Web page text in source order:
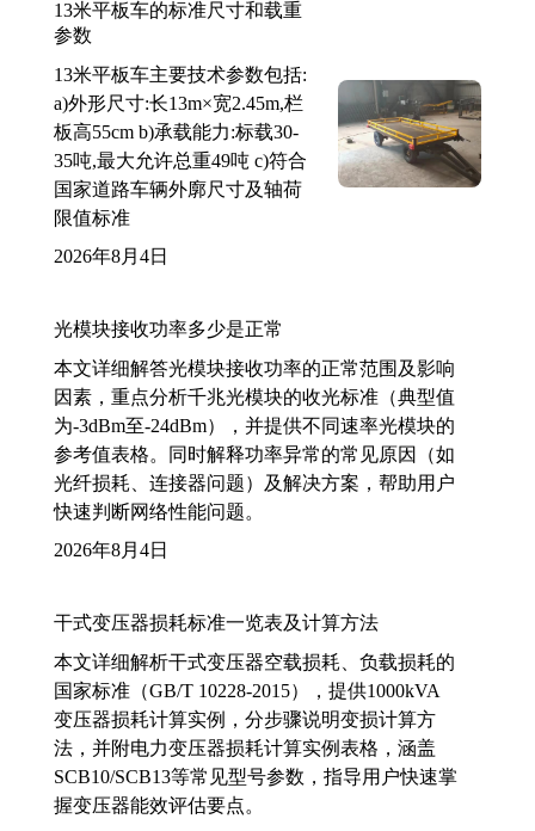
13米平板车的标准尺寸和载重
参数
13米平板车主要技术参数包括:
a)外形尺寸:长13m×宽2.45m,栏
板高55cm b)承载能力:标载30-
35吨,最大允许总重49吨 c)符合
国家道路车辆外廓尺寸及轴荷
限值标准
2026年8月4日
光模块接收功率多少是正常
本文详细解答光模块接收功率的正常范围及影响
因素，重点分析千兆光模块的收光标准（典型值
为-3dBm至-24dBm），并提供不同速率光模块的
参考值表格。同时解释功率异常的常见原因（如
光纤损耗、连接器问题）及解决方案，帮助用户
快速判断网络性能问题。
2026年8月4日
干式变压器损耗标准一览表及计算方法
本文详细解析干式变压器空载损耗、负载损耗的
国家标准（GB/T 10228-2015），提供1000kVA
变压器损耗计算实例，分步骤说明变损计算方
法，并附电力变压器损耗计算实例表格，涵盖
SCB10/SCB13等常见型号参数，指导用户快速掌
握变压器能效评估要点。